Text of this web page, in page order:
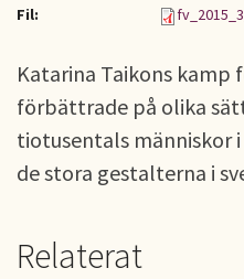
Fil:
Katarina Taikons kamp
förbättrade på olika
tiotusentals människor
de stora gestalterna i
Relaterat